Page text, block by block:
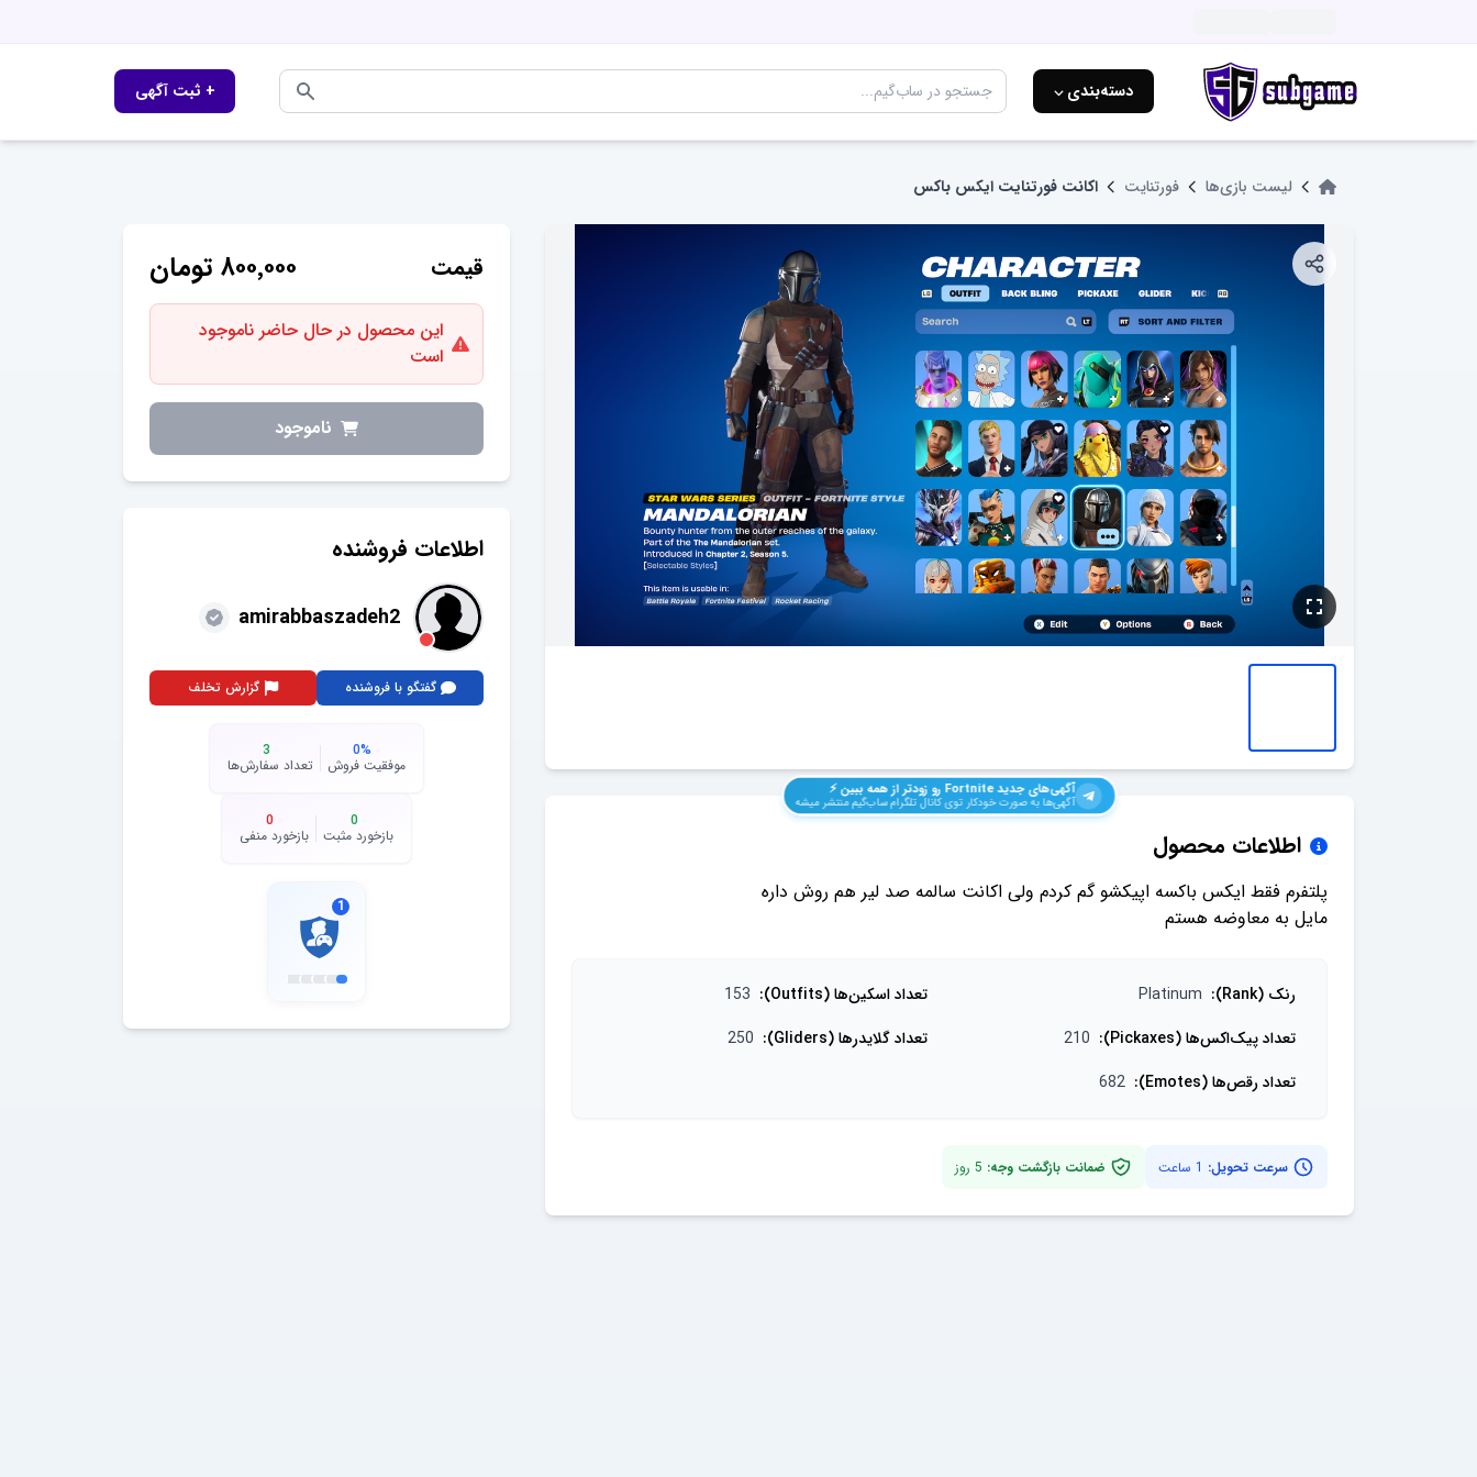
دسته‌بندی ⌵ + ثبت آگهی
لیست بازی‌ها فورتنایت اکانت فورتنایت ایکس باکس
آگهی‌های جدیدFortnite رو زودتر از همه ببین ⚡️
آگهی‌ها به صورت خودکار توی کانال تلگرام ساب‌گیم منتشر میشه
اطلاعات محصول
مایل به معاوضه هستم
رنک (Rank) :
Platinum تعداد اسکین‌ها (Outfits) :
153
تعداد پیک‌اکس‌ها (Pickaxes)
:
210 تعداد گلایدر‌ها (Gliders) :
250
تعداد رقص‌ها (Emotes)
:
682
سرعت تحویل: 1 ساعت ضمانت بازگشت وجه: 5 روز
قیمت ۸۰۰٬۰۰۰ تومان
این محصول در حال حاضر ناموجود
است
ناموجود
اطلاعات فروشنده
amirabbaszadeh2
گفتگو با فروشنده گزارش تخلف
0%
موفقیت فروش
3
تعداد سفارش‌ها
0
بازخورد مثبت
0
بازخورد منفی
1